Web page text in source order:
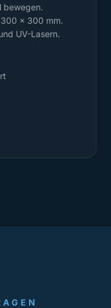
bewegen.
x 300 mm.
UV-Lasern.